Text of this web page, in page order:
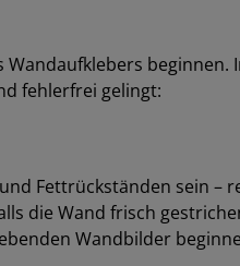
beginnen.
fehlerfrei gelingt:
Fettrückständen sein –
die Wand frisch
Wandbilder